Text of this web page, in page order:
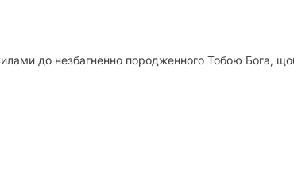
до незбагненно породженного Тобою Бога,